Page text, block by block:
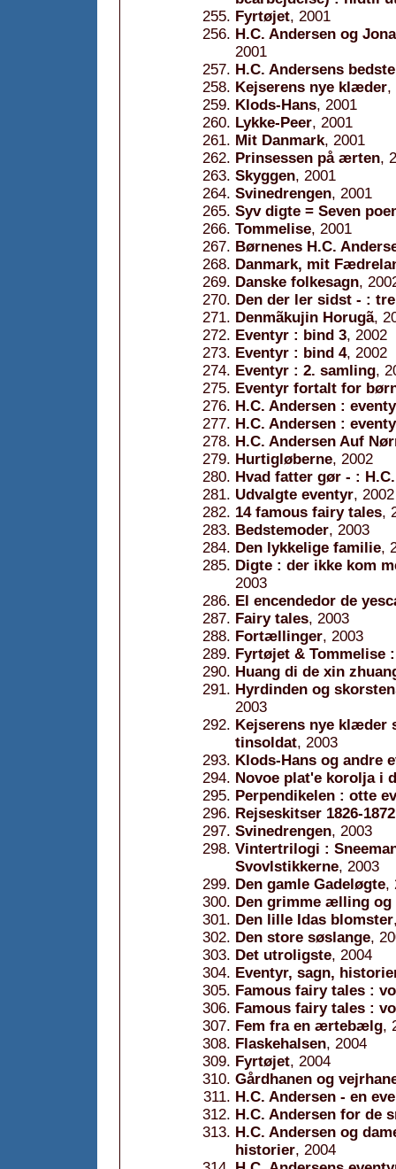
Fyrtøjet, 2001
H.C. Andersen og
2001
H.C. Andersens
Kejserens nye klæder,
Klods-Hans, 2001
Lykke-Peer, 2001
Mit Danmark, 2001
Prinsessen på ærten,
Skyggen, 2001
Svinedrengen, 2001
Syv digte = Seven
Tommelise, 2001
Børnenes H.C.
Danmark, mit
Danske folkesagn,
Den der ler sidst - :
Denmãkujin Horugã,
Eventyr : bind 3, 2002
Eventyr : bind 4, 2002
Eventyr : 2. samling,
Eventyr fortalt for
H.C. Andersen :
H.C. Andersen :
H.C. Andersen Auf
Hurtigløberne, 2002
Hvad fatter gør - :
Udvalgte eventyr, 2002
14 famous fairy tales,
Bedstemoder, 2003
Den lykkelige familie,
Digte : der ikke kom
2003
El encendedor de
Fairy tales, 2003
Fortællinger, 2003
Fyrtøjet & Tommelise
Huang di de xin
Hyrdinden og
2003
Kejserens nye klæder
tinsoldat, 2003
Klods-Hans og andre
Novoe plat'e korolja i
Perpendikelen : otte
Rejseskitser 1826-
Svinedrengen, 2003
Vintertrilogi :
Svovlstikkerne, 2003
Den gamle Gadeløgte,
Den grimme ælling og
Den lille Idas blomster
Den store søslange,
Det utroligste, 2004
Eventyr, sagn,
Famous fairy tales :
Famous fairy tales :
Fem fra en ærtebælg,
Flaskehalsen, 2004
Fyrtøjet, 2004
Gårdhanen og
H.C. Andersen - en
H.C. Andersen for de
H.C. Andersen og
historier, 2004